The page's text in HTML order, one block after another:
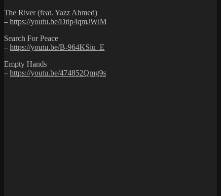
The River (feat. Yazz Ahmed)
– https://youtu.be/Dtlp4qmJWlM
Search For Peace
– https://youtu.be/B-964KSiu_E
Empty Hands
– https://youtu.be/474852Qmg9s